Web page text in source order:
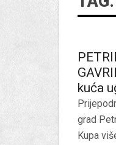
kuća
grad
Kupa